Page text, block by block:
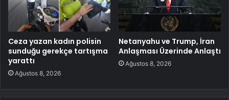
Ceza yazan kadın polisin
sunduğu gerekçe tartışma
yarattı
Ağustos 8, 2026
Netanyahu ve Trump, İran
Anlaşması Üzerinde Anlaştı
Ağustos 8, 2026